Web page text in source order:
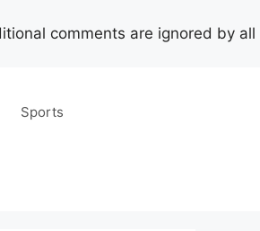
comments are ignored by all
Sports